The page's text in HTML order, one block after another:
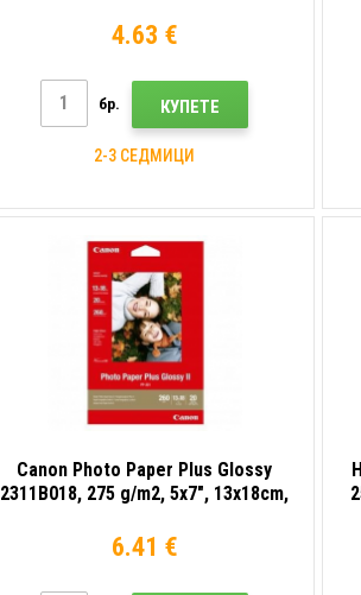
фотохартия
4.63 €
бр. КУПЕТЕ
2-3 СЕДМИЦИ
Canon Photo Paper Plus Glossy
2311B018, 275 g/m2, 5x7", 13x18cm,
фотохартия
6.41 €